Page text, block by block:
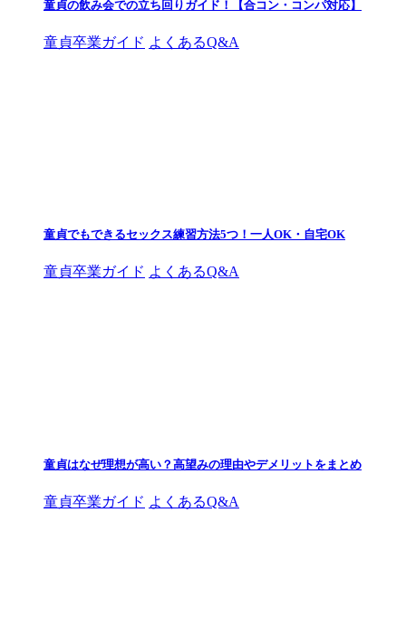
童貞の飲み会での立ち回りガイド！【合コン・コンパ対応】
童貞卒業ガイド よくあるQ&A
童貞でもできるセックス練習方法5つ！一人OK・自宅OK
童貞卒業ガイド よくあるQ&A
童貞はなぜ理想が高い？高望みの理由やデメリットをまとめ
童貞卒業ガイド よくあるQ&A